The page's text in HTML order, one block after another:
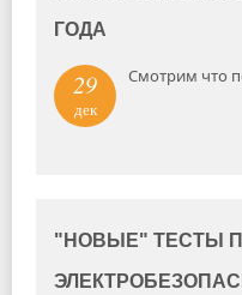
ГОДА
29
дек
Смотрим что
"НОВЫЕ" ТЕСТЫ